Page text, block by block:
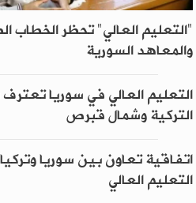
"التعليم العالي" تحظر الخطاب
والمعاهد السورية
التعليم العالي في سوريا
التركية وشمال قبرص
اتفاقية تعاون بين سوريا
التعليم العالي